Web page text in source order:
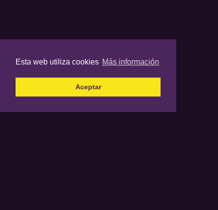
Esta web utiliza cookies Más información
Aceptar